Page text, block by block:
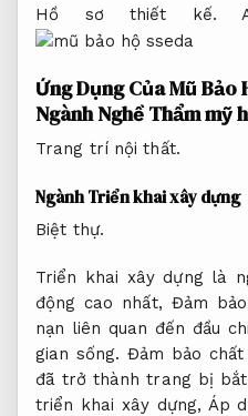
Hồ sơ thiết kế.
Ứng Dụng Của Mũ Bảo
Ngành Nghề Thẩm mỹ
Trang trí nội thất.
Ngành Triển khai xây dựng
Biệt thự.
Triển khai xây dựng là
động cao nhất, Đảm
nạn liên quan đến đầu
gian sống. Đảm bảo chất
đã trở thành trang bị
triển khai xây dựng, Áp